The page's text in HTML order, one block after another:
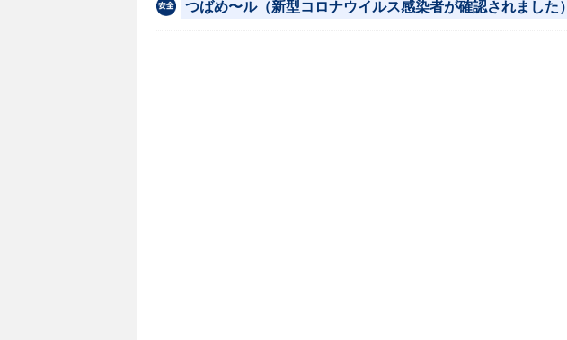
つばめ〜ル（新型コロナウイルス感染者が確認されました）